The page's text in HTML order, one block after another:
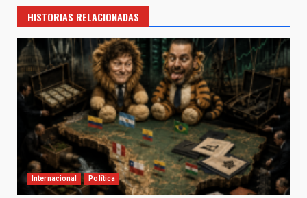
HISTORIAS RELACIONADAS
Internacional Política